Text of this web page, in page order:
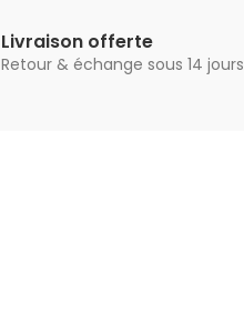
Livraison offerte
Retour & échange sous 14 jours